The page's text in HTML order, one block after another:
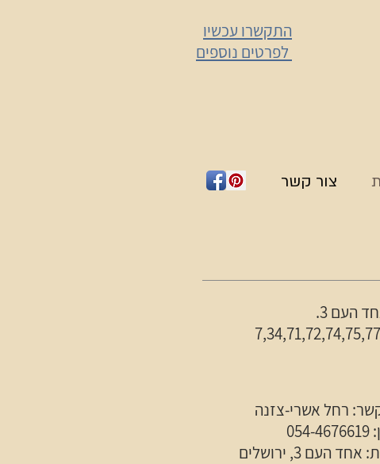
התקשרו עכשיו
צור קשר
העם 3.
רחל אשרי-צזנה
העם 3, ירושלים